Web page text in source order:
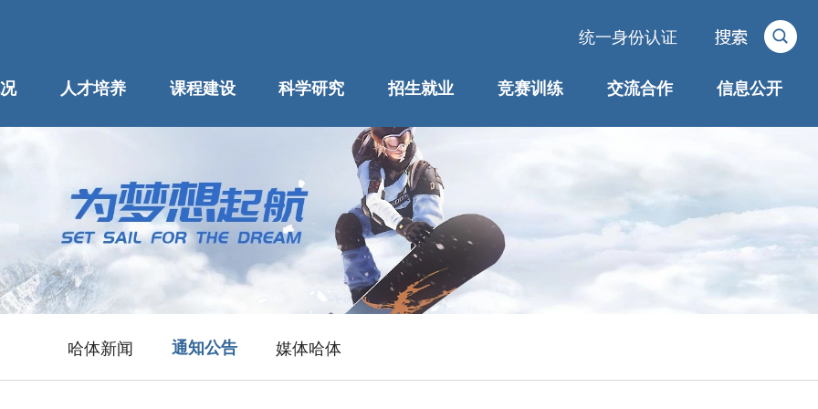
统一身份认证
人才培养 课程建设 科学研究 招生就业 竞赛训练 交流合作 信息公开
哈体新闻 通知公告 媒体哈体